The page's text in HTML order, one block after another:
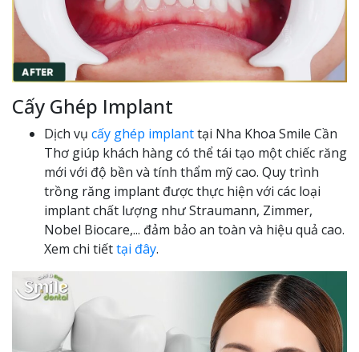
Cấy Ghép Implant
Dịch vụ cấy ghép implanttại Nha Khoa Smile Cần
Thơ giúp khách hàng có thể tái tạo một chiếc răng
mới với độ bền và tính thẩm mỹ cao. Quy trình
trồng răng implant được thực hiện với các loại
implant chất lượng như Straumann, Zimmer,
Nobel Biocare,... đảm bảo an toàn và hiệu quả cao.
Xem chi tiếttại đây.